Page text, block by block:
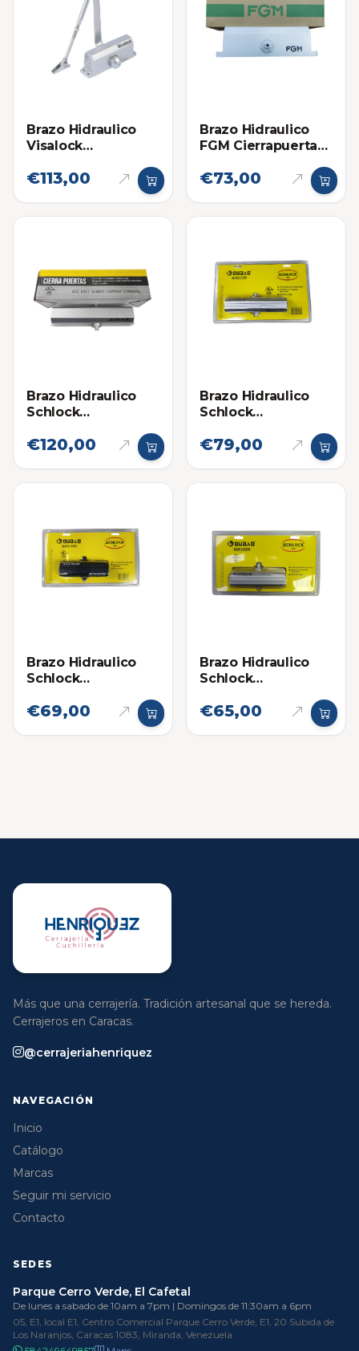
Brazo Hidraulico
Visalock
(100-150kg)
€113,00
Brazo Hidraulico
FGM Cierrapuertas
€73,00
Brazo Hidraulico
Schlock
Hasta 120KG
€120,00
Brazo Hidraulico
Schlock
Hasta 80Kg
€79,00
Brazo Hidraulico
Schlock
Hasta 60Kg Negro
€69,00
Brazo Hidraulico
Schlock
Hasta 60Kg
€65,00
Más que una cerrajería. Tradición artesanal que se hereda.
Cerrajeros en Caracas.
@cerrajeriahenriquez
NAVEGACIÓN
Inicio
Catálogo
Marcas
Seguir mi servicio
Contacto
SEDES
Parque Cerro Verde, El Cafetal
De lunes a sabado de 10am a 7pm | Domingos de 11:30am a 6pm
05, E1, local E1, Centro Comercial Parque Cerro Verde, E1, 20 Subida de
Los Naranjos, Caracas 1083, Miranda, Venezuela